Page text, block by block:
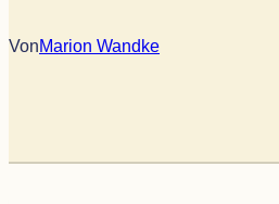
VonMarion Wandke